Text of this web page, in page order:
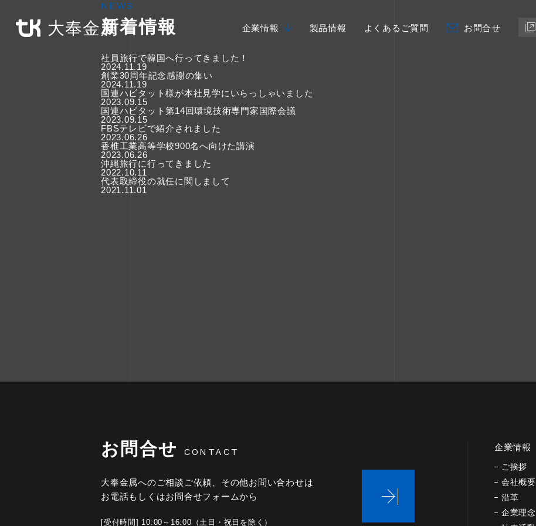
大奉金属 企業情報 製品情報 よくあるご質問 お問合せ
NEWS
新着情報
社員旅行で韓国へ行ってきました！
2024.11.19
創業30周年記念感謝の集い
2024.11.19
国連ハビタット様が本社見学にいらっしゃいました
2023.09.15
国連ハビタット第14回環境技術専門家国際会議
2023.09.15
FBSテレビで紹介されました
2023.06.26
香椎工業高等学校900名へ向けた講演
2023.06.26
沖縄旅行に行ってきました
2022.10.11
代表取締役の就任に関しまして
2021.11.01
お問合せ CONTACT
大奉金属へのご相談ご依頼、その他お問い合わせは
お電話もしくはお問合せフォームから
[受付時間] 10:00～16:00（土日・祝日を除く）
企業情報
ご挨拶
会社概要
沿革
企業理念